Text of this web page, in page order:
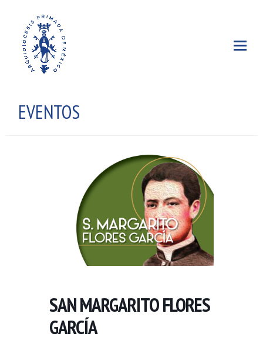
EVENTOS
SAN MARGARITO FLORES
GARCÍA